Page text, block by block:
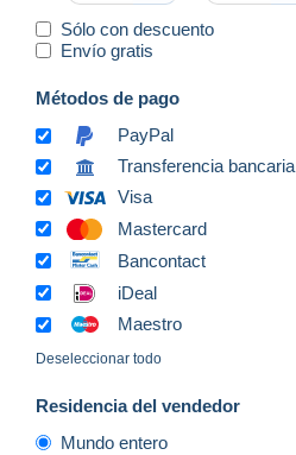
Sólo con descuento
Envío gratis
Métodos de pago
PayPal
Transferencia bancaria
Visa
Mastercard
Bancontact
iDeal
Maestro
Deseleccionar todo
Residencia del vendedor
Mundo entero